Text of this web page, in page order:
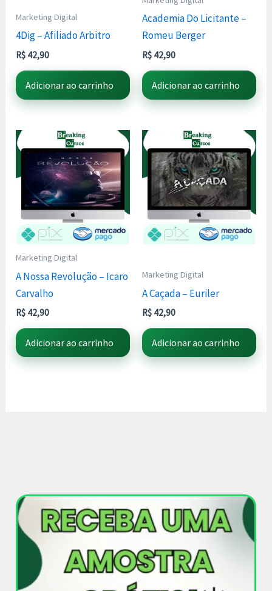
Marketing Digital
4Dig – Afiliado Arbitro
R$ 42,90
Adicionar ao carrinho
Academia Do Licitante –
Romeu Berger
R$ 42,90
Adicionar ao carrinho
Marketing Digital
A Nossa Revolução – Icaro
Carvalho
R$ 42,90
Adicionar ao carrinho
Marketing Digital
A Caçada – Euriler
R$ 42,90
Adicionar ao carrinho